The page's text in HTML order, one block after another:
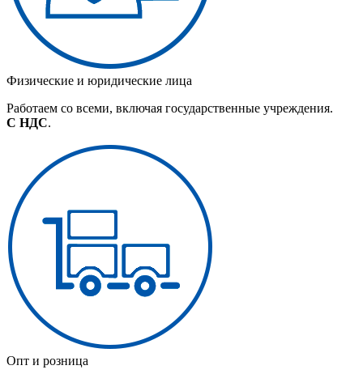
Физические и юридические лица
Работаем со всеми, включая государственные учреждения.
С НДС.
Опт и розница